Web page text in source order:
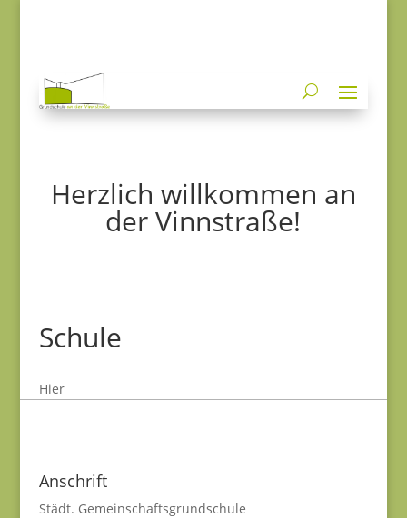
Herzlich willkommen an
der Vinnstraße!
Schule
Hier
Anschrift
Städt. Gemeinschaftsgrundschule